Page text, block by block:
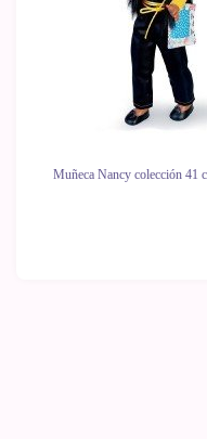
Muñeca Nancy colección 41